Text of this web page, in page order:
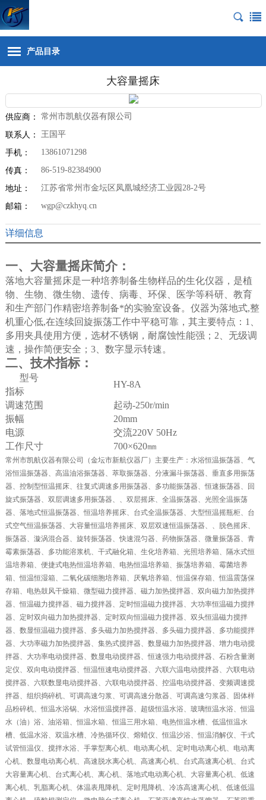
产品目录
大容量摇床
供应商： 常州市凯航仪器有限公司
联系人： 王国平
手机： 13861071298
传真： 86-519-82384900
地址： 江苏省常州市金坛区凤凰城经济工业园28-2号
邮箱： wgp@czkhyq.cn
详细信息
一、大容量摇床简介：
落地大容量摇床是一种培养制备生物样品的生化仪器，是植
物、生物、微生物、遗传、病毒、环保、医学等科研、教育
和生产部门作精密培养制备*的实验室设备。仪器为落地式,整
机重心低,在连续回旋振荡工作中平稳可靠，其主要特点： 1
多用夹具使用方便，选材不锈钢，耐腐蚀性能强； 2 、无级调
速，操作简便安全；3、数字显示转速。
二、技术指标：
型号
指标
HY-8A
调速范围 起动-250r/min
振幅
20mm
电源
交流220V 50Hz
工作尺寸
700×620㎜
常州市凯航仪器有限公司（金坛市新航仪器厂）主要生产：水浴恒温振荡器、气
浴恒温振荡器、高温油浴振荡器、萃取振荡器、分液漏斗振荡器、垂直多用振荡
器、控制型恒温摇床、往复式调速多用振荡器、多功能振荡器、恒速振荡器、回
旋式振荡器、双层调速多用振荡器、、双层摇床、全温振荡器、光照全温振荡
器、落地式恒温振荡器、恒温培养摇床、台式全温振荡器、大型恒温摇瓶柜、台
式空气恒温振荡器、大容量恒温培养摇床、双层双速恒温振荡器、、脱色摇床、
振荡器、漩涡混合器、旋转振荡器、快速混匀器、药物振荡器、微量振荡器、青
霉素振荡器、多功能溶浆机、干式融化箱、生化培养箱、光照培养箱、隔水式恒
温培养箱、便捷式电热恒温培养箱、电热恒温培养箱、振荡培养箱、霉菌培养
箱、恒温恒湿箱、二氧化碳细胞培养箱、厌氧培养箱、恒温保存箱、恒温震荡保
存箱、电热鼓风干燥箱、微型磁力搅拌器、磁力加热搅拌器、双向磁力加热搅拌
器、恒温磁力搅拌器、磁力搅拌器、定时恒温磁力搅拌器、大功率恒温磁力搅拌
器、定时双向磁力加热搅拌器、定时双向恒温磁力搅拌器、双头恒温磁力搅拌
器、数显恒温磁力搅拌器、多头磁力加热搅拌器、多头磁力搅拌器、多功能搅拌
器、大功率磁力加热搅拌器、集热式搅拌器、数显磁力加热搅拌器、增力电动搅
拌器、大功率电动搅拌器、数显电动搅拌器、恒速强力电动搅拌器、石粉含量测
定仪、双向电动搅拌器、恒温恒速电动搅拌器、六联六温电动搅拌器、六联电动
搅拌器、六联数显电动搅拌器、六联电动搅拌器、控温电动搅拌器、变频调速搅
拌器、组织捣碎机、可调高速匀浆、可调高速分散器、可调高速匀浆器、固体样
品粉碎机、恒温水浴锅、水浴恒温搅拌器、超级恒温水浴、玻璃恒温水浴、恒温
水（油）浴、油浴箱、恒温水箱、恒温三用水箱、电热恒温水槽、低温恒温水
槽、低温水浴、双温水槽、冷热循环仪、熔蜡仪、恒温沙浴、恒温消解仪、干式
试管恒温仪、搅拌水浴、手掌型离心机、电动离心机、定时电动离心机、电动离
心机、数显电动离心机、高速脱水离心机、高速离心机、台式高速离心机、台式
大容量离心机、台式离心机、离心机、落地式电动离心机、大容量离心机、低速
离心机、乳脂离心机、体温表甩降机、定时甩降机、冷冻高速离心机、低速低温